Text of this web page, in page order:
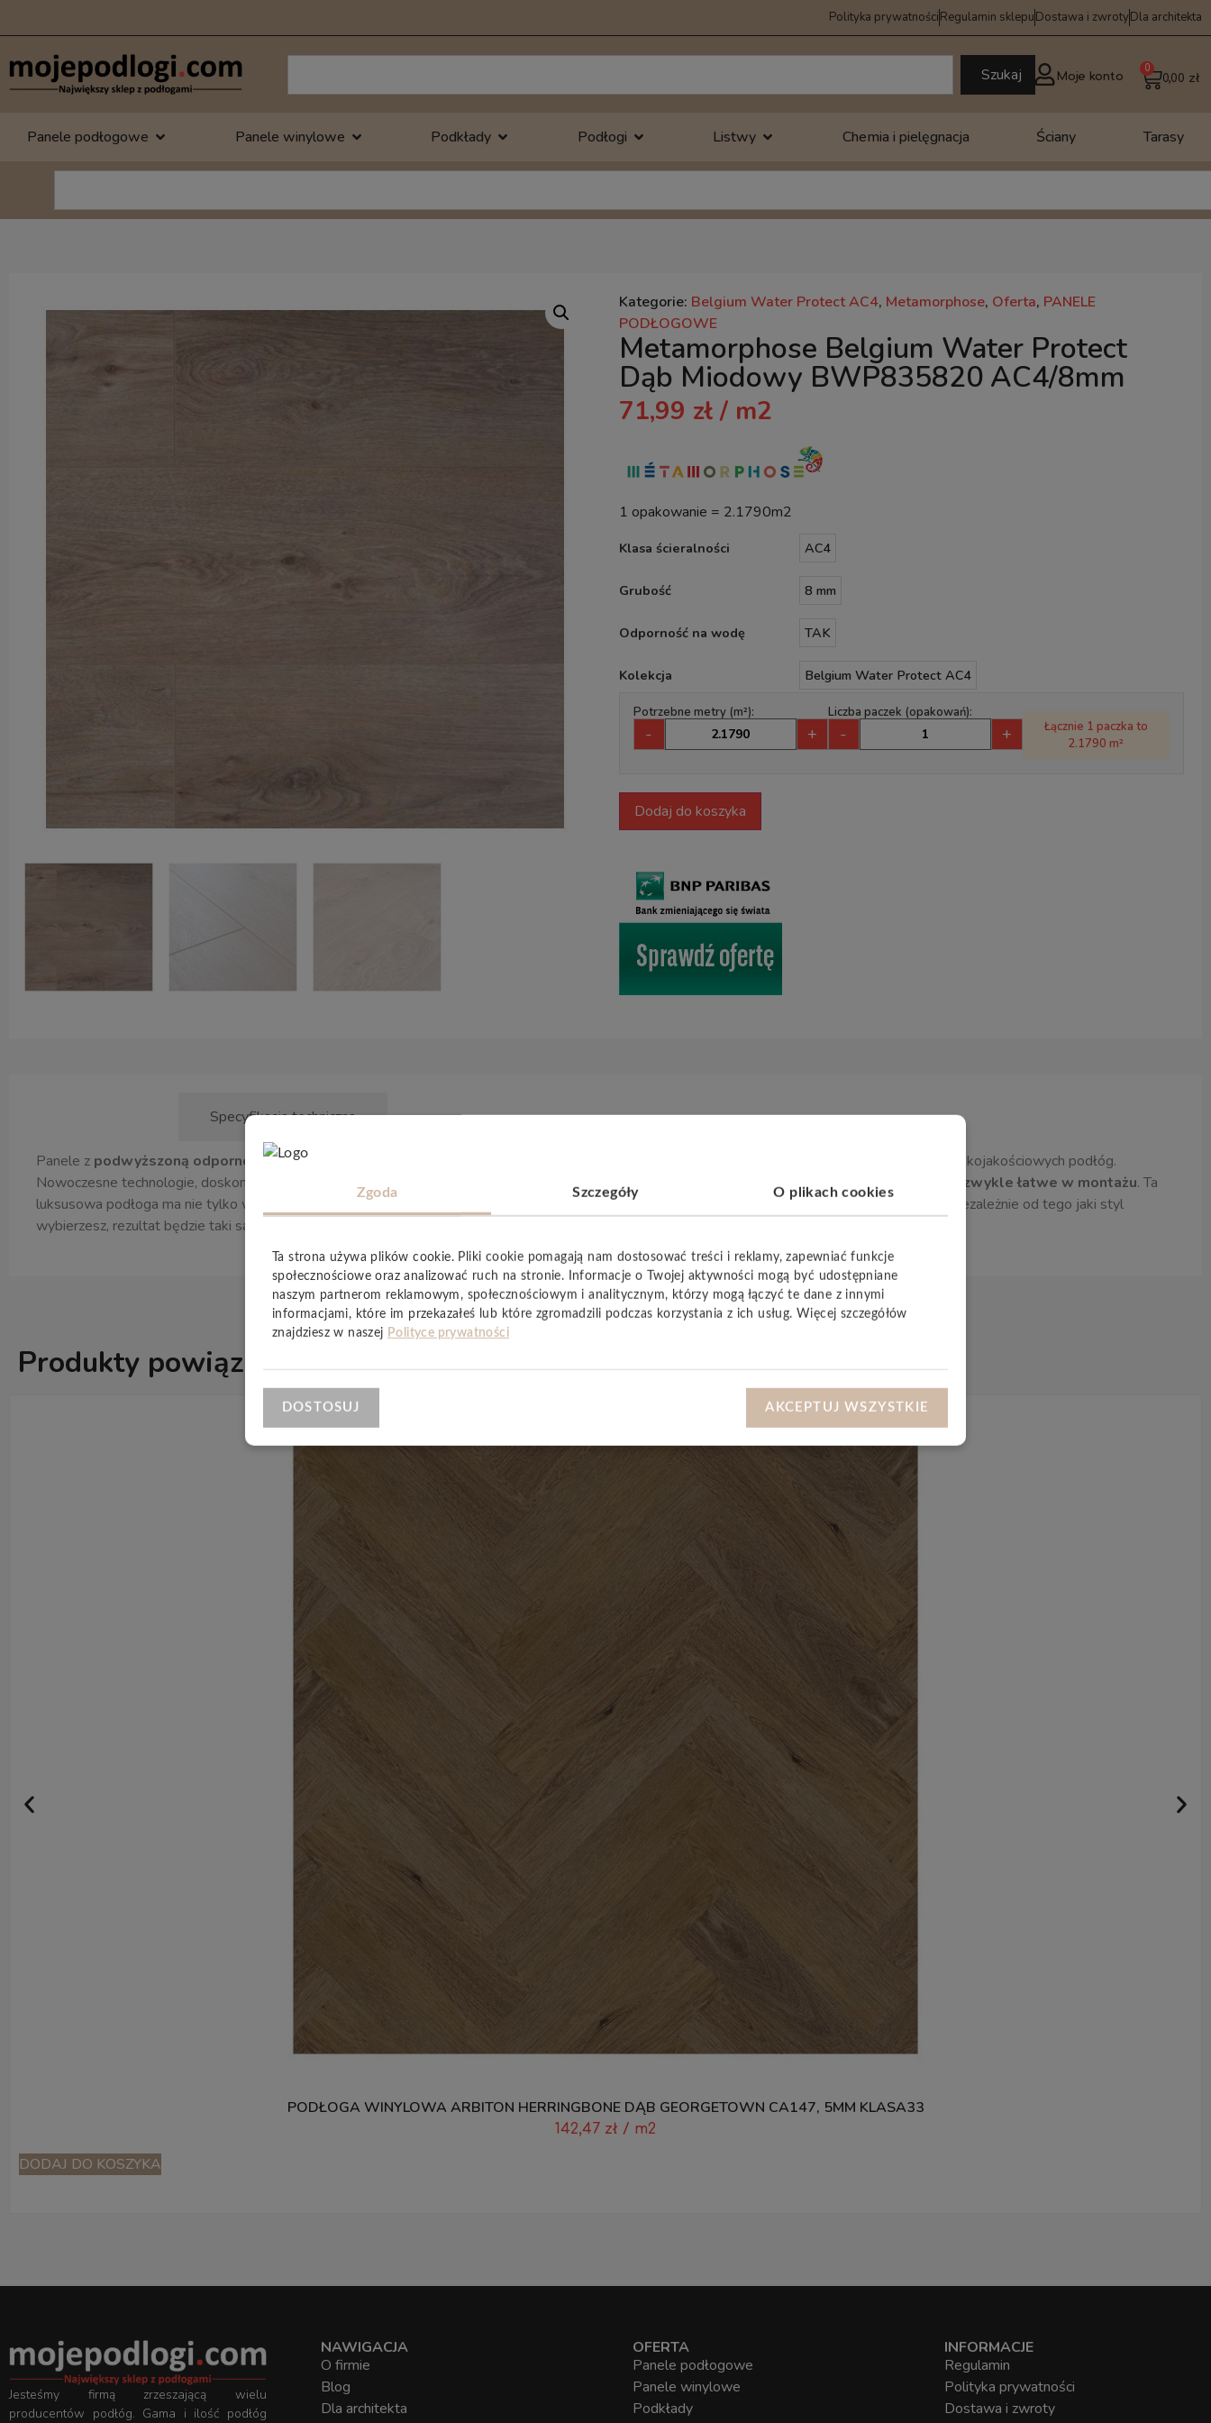
Polityka prywatnościRegulamin sklepuDostawa i zwrotyDla architekta
Szukaj Moje konto 0,00 zł
0
Panele podłogowe Panele winylowe Podkłady Podłogi Listwy Chemia i pielęgnacja Ściany Tarasy
Kategorie: Belgium Water Protect AC4, Metamorphose, Oferta, PANELE
PODŁOGOWE
Metamorphose Belgium Water Protect
Dąb Miodowy BWP835820 AC4/8mm
71,99 zł/ m2
1 opakowanie = 2.1790m2
Klasa ścieralności AC4
Grubość 8 mm
Odporność na wodę TAK
Kolekcja Belgium Water Protect AC4
Potrzebne metry (m²):
- +
Liczba paczek (opakowań):
- +
Łącznie 1 paczka to
2.1790 m²
Dodaj do koszyka
Specyfikacja techniczna
Panele z podwyższoną odpornością na wilgoć
to ekskluzywny koncept wysokojakościowych podłóg.
Nowoczesne technologie, doskonałe materiały i piękne wzornictwo… w równie pięknej cenie. Wbudowany
zamek UNICLICsprawia, iż panele są niezwykle łatwe w montażu. Ta
luksusowa podłoga ma nie tylko wygląd prawdziwego drewna, ale jest też taka w dotyku, dzięki czemu nadaje wnętrzom współczesną elegancję. Niezależnie od tego jaki styl
wybierzesz, rezultat będzie taki sam – doskonały!
Produkty powiązane ZOBACZ WSZYSTKIE
PODŁOGA WINYLOWA ARBITON HERRINGBONE DĄB GEORGETOWN CA147, 5MM KLASA33
142,47 zł / m2
DODAJ DO KOSZYKA
Jesteśmy firmą zrzeszającą wielu
producentów podłóg. Gama i ilość podłóg
NAWIGACJA
O firmie
Blog
Dla architekta
OFERTA
Panele podłogowe
Panele winylowe
Podkłady
INFORMACJE
Regulamin
Polityka prywatności
Dostawa i zwroty
Zgoda Szczegóły O plikach cookies
Ta strona używa plików cookie. Pliki cookie pomagają nam dostosować treści i reklamy, zapewniać funkcje
społecznościowe oraz analizować ruch na stronie. Informacje o Twojej aktywności mogą być udostępniane
naszym partnerom reklamowym, społecznościowym i analitycznym, którzy mogą łączyć te dane z innymi
informacjami, które im przekazałeś lub które zgromadzili podczas korzystania z ich usług. Więcej szczegółów
znajdziesz w naszej Polityce prywatności
DOSTOSUJ AKCEPTUJ WSZYSTKIE